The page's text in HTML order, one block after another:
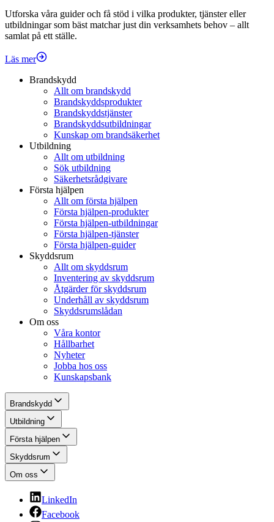
Utforska våra guider och få stöd i vilka produkter, tjänster eller
utbildningar som bäst matchar just din verksamhets behov – allt
samlat på ett ställe.
Läs mer
Brandskydd
Allt om brandskydd
Brandskyddsprodukter
Brandskyddstjänster
Brandskyddsutbildningar
Kunskap om brandsäkerhet
Utbildning
Allt om utbildning
Sök utbildning
Säkerhetsrådgivare
Första hjälpen
Allt om första hjälpen
Första hjälpen-produkter
Första hjälpen-utbildningar
Första hjälpen-tjänster
Första hjälpen-guider
Skyddsrum
Allt om skyddsrum
Inventering av skyddsrum
Åtgärder för skyddsrum
Underhåll av skyddsrum
Skyddsrumslådan
Om oss
Våra kontor
Hållbarhet
Nyheter
Jobba hos oss
Kunskapsbank
Brandskydd
Utbildning
Första hjälpen
Skyddsrum
Om oss
LinkedIn
Facebook